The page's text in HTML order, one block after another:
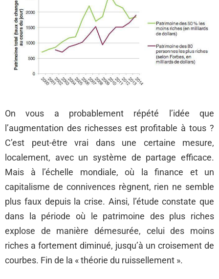
On vous a probablement répété l’idée que
l’augmentation des richesses est profitable à tous ?
C’est peut-être vrai dans une certaine mesure,
localement, avec un système de partage efficace.
Mais à l’échelle mondiale, où la finance et un
capitalisme de connivences règnent, rien ne semble
plus faux depuis la crise. Ainsi, l’étude constate que
dans la période où le patrimoine des plus riches
explose de manière démesurée, celui des moins
riches a fortement diminué, jusqu’à un croisement de
courbes. Fin de la « théorie du ruissellement ».